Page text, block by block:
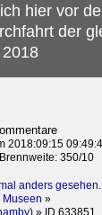
hier vor
der
2018:09:15
350/10
anders gesehen.
Museen »
» ID 633851